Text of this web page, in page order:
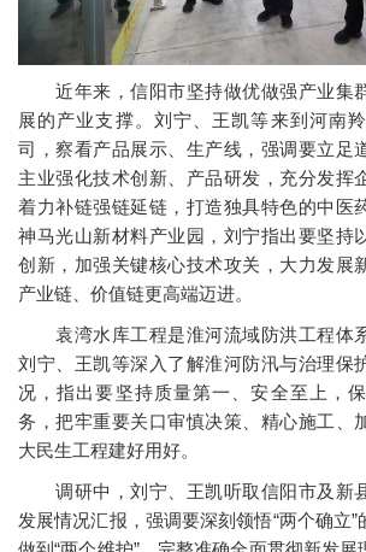
近年来，信阳市坚持做优做强产业集
展的产业支撑。刘宁、王凯等来到河南
司，察看产品展示、生产线，强调要立足
主业强化技术创新、产品研发，充分发挥
着力补链强链延链，打造独具特色的中医
神马光山新材料产业园，刘宁指出要坚持
创新，加强关键核心技术攻关，大力发展
产业链、价值链更高端迈进。
袁湾水库工程是淮河流域防洪工程体系
刘宁、王凯等深入了解淮河防汛与治理保
况，指出要坚持质量第一、安全至上，
务，把牢重要关口审慎决策、精心施工、
大民生工程建好用好。
调研中，刘宁、王凯听取信阳市及新
发展情况汇报，强调要深刻领悟“两个确立